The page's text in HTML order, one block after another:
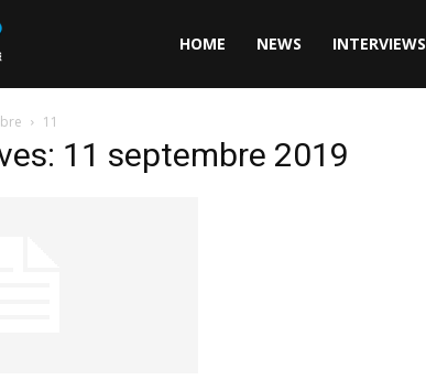
HOME NEWS INTERVIEWS
11
11 septembre 2019